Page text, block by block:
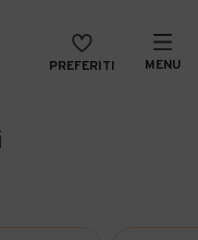
PREFERITI MENU